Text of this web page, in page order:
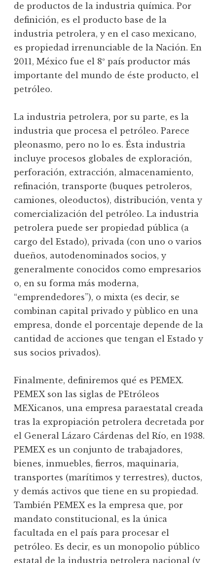
de productos de la industria química. Por
definición, es el producto base de la
industria petrolera, y en el caso mexicano,
es propiedad irrenunciable de la Nación. En
2011, México fue el 8º país productor más
importante del mundo de éste producto, el
petróleo.
La industria petrolera, por su parte, es la
industria que procesa el petróleo. Parece
pleonasmo, pero no lo es. Ésta industria
incluye procesos globales de exploración,
perforación, extracción, almacenamiento,
refinación, transporte (buques petroleros,
camiones, oleoductos), distribución, venta y
comercialización del petróleo. La industria
petrolera puede ser propiedad pública (a
cargo del Estado), privada (con uno o varios
dueños, autodenominados socios, y
generalmente conocidos como empresarios
o, en su forma más moderna,
“emprendedores”), o mixta (es decir, se
combinan capital privado y pùblico en una
empresa, donde el porcentaje depende de la
cantidad de acciones que tengan el Estado y
sus socios privados).
Finalmente, definiremos qué es PEMEX.
PEMEX son las siglas de PEtróleos
MEXicanos, una empresa paraestatal creada
tras la expropiación petrolera decretada por
el General Lázaro Cárdenas del Río, en 1938.
PEMEX es un conjunto de trabajadores,
bienes, inmuebles, fierros, maquinaria,
transportes (marítimos y terrestres), ductos,
y demás activos que tiene en su propiedad.
También PEMEX es la empresa que, por
mandato constitucional, es la única
facultada en el país para procesar el
petróleo. Es decir, es un monopolio público
estatal de la industria petrolera nacional (y